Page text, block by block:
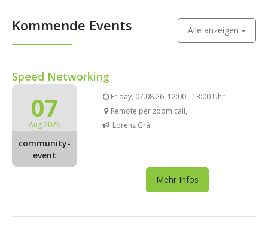
Kommende Events Alle anzeigen
Speed Networking
07
Aug 2026
community-
event
Friday, 07.08.26, 12:00 - 13:00 Uhr
Remote per zoom call,
Lorenz Gräf
Mehr Infos